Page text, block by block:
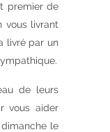
premier de
vous livrant
livré par un
de leurs
vous aider
le